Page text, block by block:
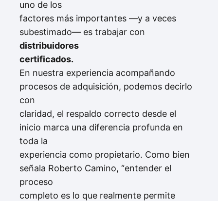
uno de los
factores más importantes —y a veces
subestimado— es trabajar con
distribuidores
certificados.
En nuestra experiencia acompañando
procesos de adquisición, podemos decirlo
con
claridad, el respaldo correcto desde el
inicio marca una diferencia profunda en
toda la
experiencia como propietario. Como bien
señala Roberto Camino, “entender el
proceso
completo es lo que realmente permite